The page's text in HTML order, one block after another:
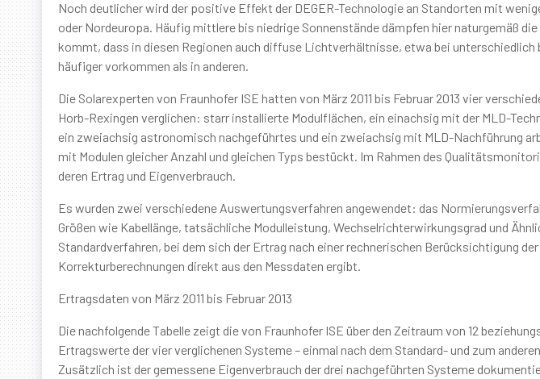
Noch deutlicher wird der positive Effekt der DEGER-Technologie an Standorten mit
oder Nordeuropa. Häufig mittlere bis niedrige Sonnenstände dämpfen hier naturgemäß
kommt, dass in diesen Regionen auch diffuse Lichtverhältnisse, etwa bei
häufiger vorkommen als in anderen.
Die Solarexperten von Fraunhofer ISE hatten von März 2011 bis Februar 2013 vier
Horb-Rexingen verglichen: starr installierte Modulflächen, ein einachsig mit der MLD-
ein zweiachsig astronomisch nachgeführtes und ein zweiachsig mit MLD-Nachführung
mit Modulen gleicher Anzahl und gleichen Typs bestückt. Im Rahmen des
deren Ertrag und Eigenverbrauch.
Es wurden zwei verschiedene Auswertungsverfahren angewendet: das
Größen wie Kabellänge, tatsächliche Modulleistung, Wechselrichterwirkungsgrad und
Standardverfahren, bei dem sich der Ertrag nach einer rechnerischen Berücksichtigung
Korrekturberechnungen direkt aus den Messdaten ergibt.
Ertragsdaten von März 2011 bis Februar 2013
Die nachfolgende Tabelle zeigt die von Fraunhofer ISE über den Zeitraum von 12
Ertragswerte der vier verglichenen Systeme – einmal nach dem Standard- und zum
Zusätzlich ist der gemessene Eigenverbrauch der drei nachgeführten Systeme